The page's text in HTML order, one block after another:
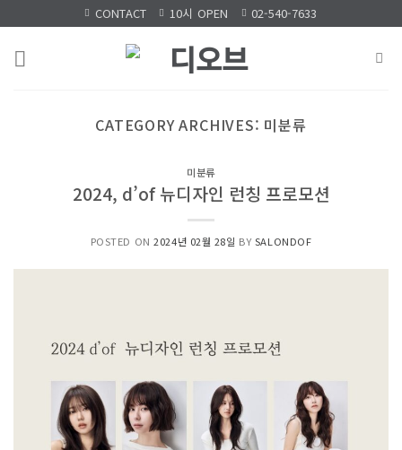
to
content
CONTACT 10시 OPEN 02-540-7633
CATEGORY ARCHIVES: 미분류
미분류
2024, d’of 뉴디자인 런칭 프로모션
POSTED ON2024년 02월 28일 BY SALONDOF